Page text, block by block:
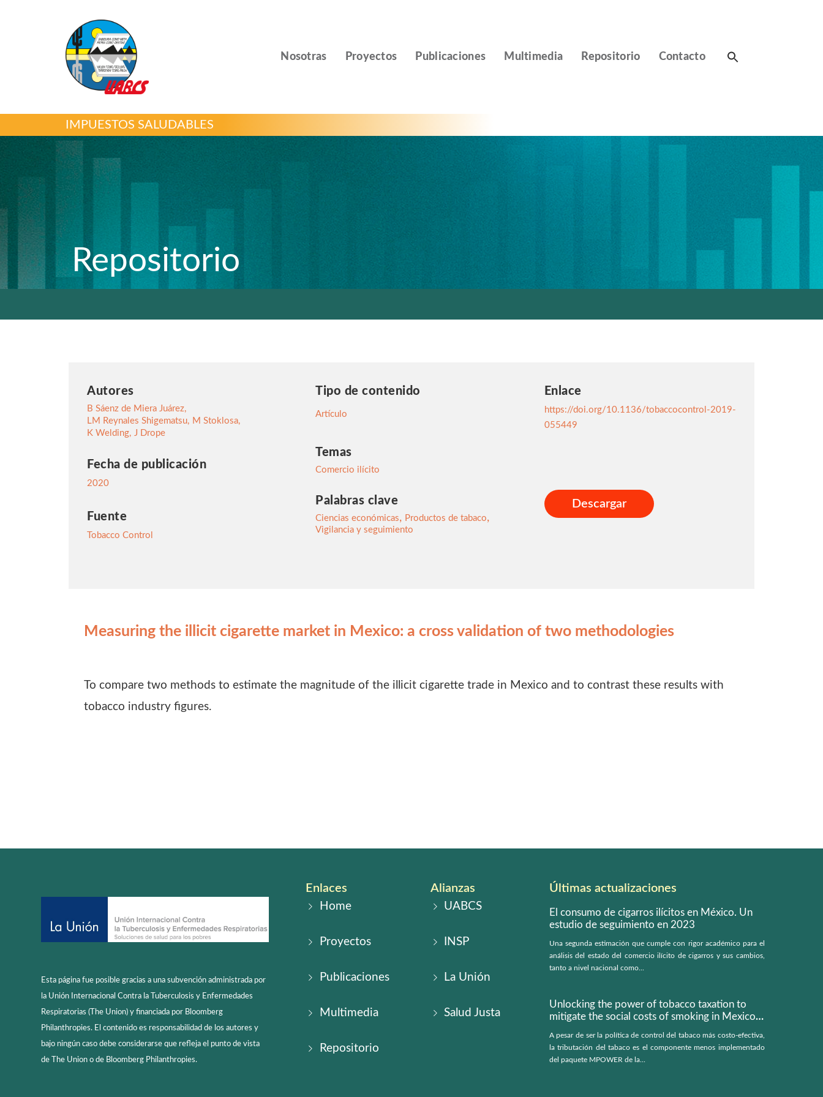
Nosotras Proyectos Publicaciones Multimedia Repositorio Contacto
IMPUESTOS SALUDABLES
Repositorio
Autores
B Sáenz de Miera Juárez,
LM Reynales Shigematsu, M Stoklosa,
K Welding, J Drope
Fecha de publicación
2020
Fuente
Tobacco Control
Tipo de contenido
Artículo
Temas
Comercio ilícito
Palabras clave
Ciencias económicas, Productos de tabaco,
Vigilancia y seguimiento
Enlace
https://doi.org/10.1136/tobaccocontrol-2019-
055449
Descargar
Measuring the illicit cigarette market in Mexico: a cross validation of two methodologies
To compare two methods to estimate the magnitude of the illicit cigarette trade in Mexico and to contrast these results with
tobacco industry figures.
Esta página fue posible gracias a una subvención administrada por
la Unión Internacional Contra la Tuberculosis y Enfermedades
Respiratorias (The Union) y financiada por Bloomberg
Philanthropies. El contenido es responsabilidad de los autores y
bajo ningún caso debe considerarse que refleja el punto de vista
de The Union o de Bloomberg Philanthropies.
Enlaces
Home
Proyectos
Publicaciones
Multimedia
Repositorio
Alianzas
UABCS
INSP
La Unión
Salud Justa
Últimas actualizaciones
El consumo de cigarros ilícitos en México. Un
estudio de seguimiento en 2023
Una segunda estimación que cumple con rigor académico para el
análisis del estado del comercio ilícito de cigarros y sus cambios,
tanto a nivel nacional como...
Unlocking the power of tobacco taxation to
mitigate the social costs of smoking in Mexico:
A pesar de ser la política de control del tabaco más costo-efectiva,
la tributación del tabaco es el componente menos implementado
del paquete MPOWER de la...